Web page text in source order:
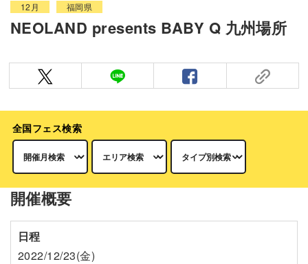
12月 福岡県
NEOLAND presents BABY Q 九州場所
全国フェス検索
開催概要
日程
2022/12/23(金)